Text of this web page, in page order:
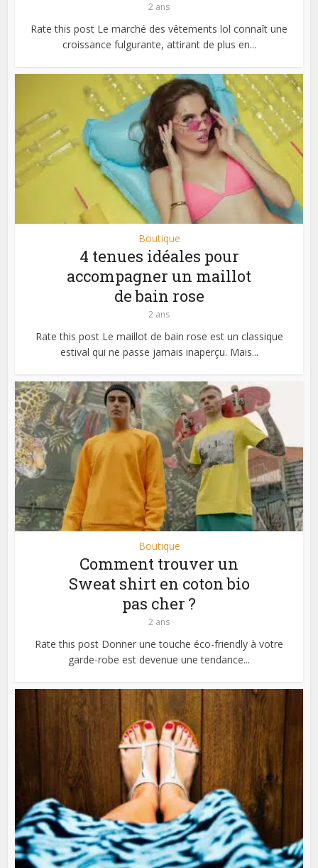
2 ans
Rate this post Le marché des vêtements lol connaît une
croissance fulgurante, attirant de plus en...
Boutique
4 tenues idéales pour
accompagner un maillot
de bain rose
2 ans
Rate this post Le maillot de bain rose est un classique
estival qui ne passe jamais inaperçu. Mais...
Boutique
Comment trouver un
Sweat shirt en coton bio
pas cher ?
2 ans
Rate this post Donner une touche éco-friendly à votre
garde-robe est devenue une tendance...